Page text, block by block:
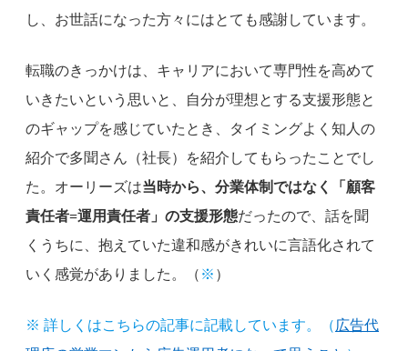
し、お世話になった方々にはとても感謝しています。
転職のきっかけは、キャリアにおいて専門性を高めて
いきたいという思いと、自分が理想とする支援形態と
のギャップを感じていたとき、タイミングよく知人の
紹介で多聞さん（社長）を紹介してもらったことでし
た。オーリーズは当時から、分業体制ではなく「顧客
責任者=運用責任者」の支援形態だったので、話を聞
くうちに、抱えていた違和感がきれいに言語化されて
いく感覚がありました。（ ※ ）
※ 詳しくはこちらの記事に記載しています。（ 広告代